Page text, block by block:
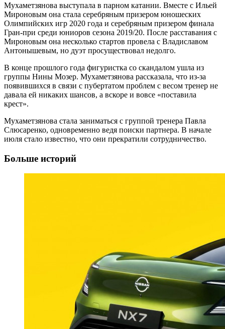
Мухаметзянова выступала в парном катании. Вместе с Ильей
Мироновым она стала серебряным призером юношеских
Олимпийских игр 2020 года и серебряным призером финала
Гран-при среди юниоров сезона 2019/20. После расставания с
Мироновым она несколько стартов провела с Владиславом
Антонышевым, но дуэт просуществовал недолго.
В конце прошлого года фигуристка со скандалом ушла из
группы Нины Мозер. Мухаметзянова рассказала, что из-за
появившихся в связи с пубертатом проблем с весом тренер не
давала ей никаких шансов, а вскоре и вовсе «поставила
крест».
Мухаметзянова стала заниматься с группой тренера Павла
Слюсаренко, одновременно ведя поиски партнера. В начале
июля стало известно, что они прекратили сотрудничество.
Больше историй